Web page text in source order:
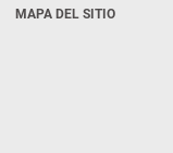
MAPA DEL SITIO